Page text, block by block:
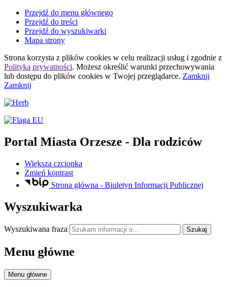
Przejdź do menu głównego
Przejdź do treści
Przejdź do wyszukiwarki
Mapa strony
Strona korzysta z plików cookies w celu realizacji usług i zgodnie z
Polityką prywatności. Możesz określić warunki przechowywania
lub dostępu do plików cookies w Twojej przeglądarce. Zamknij
Zamknij
Portal Miasta Orzesze - Dla rodziców
Większa czcionka
Zmień kontrast
Strona główna - Biuletyn Informacji Publicznej
Wyszukiwarka
Wyszukiwana fraza Szukaj
Menu główne
Menu główne